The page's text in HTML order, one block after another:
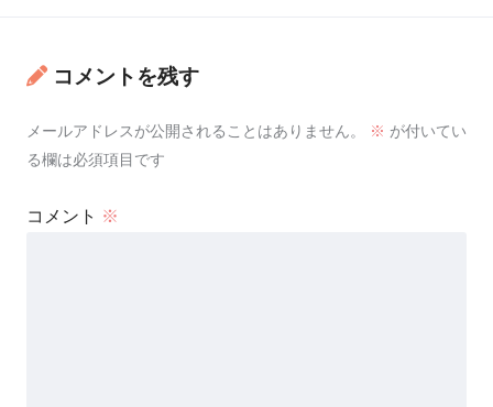
コメントを残す
メールアドレスが公開されることはありません。 ※ が付いてい
る欄は必須項目です
コメント ※